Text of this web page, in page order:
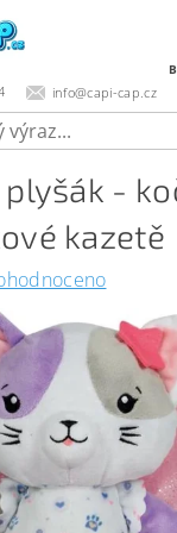
info@capi-cap.cz
-
kazetě